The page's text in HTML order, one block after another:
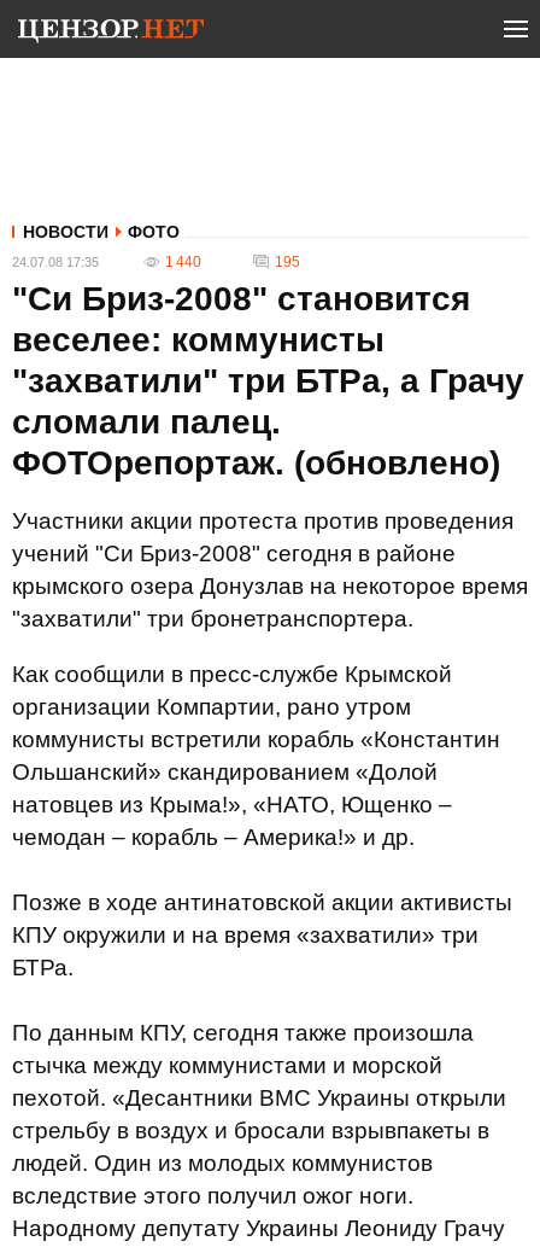
НОВОСТИ ФОТО
24.07.08 17:35 1 440 195
"Си Бриз-2008" становится
веселее: коммунисты
"захватили" три БТРа, а Грачу
сломали палец.
ФОТОрепортаж. (обновлено)
Участники акции протеста против проведения
учений "Си Бриз-2008" сегодня в районе
крымского озера Донузлав на некоторое время
"захватили" три бронетранспортера.
Как сообщили в пресс-службе Крымской
организации Компартии, рано утром
коммунисты встретили корабль «Константин
Ольшанский» скандированием «Долой
натовцев из Крыма!», «НАТО, Ющенко –
чемодан – корабль – Америка!» и др.
Позже в ходе антинатовской акции активисты
КПУ окружили и на время «захватили» три
БТРа.
По данным КПУ, сегодня также произошла
стычка между коммунистами и морской
пехотой. «Десантники ВМС Украины открыли
стрельбу в воздух и бросали взрывпакеты в
людей. Один из молодых коммунистов
вследствие этого получил ожог ноги.
Народному депутату Украины Леониду Грачу